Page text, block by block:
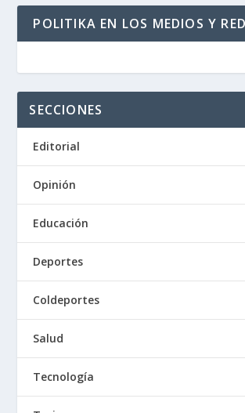
POLITIKA EN LOS MEDIOS Y
SECCIONES
Editorial
Opinión
Educación
Deportes
Coldeportes
Salud
Tecnología